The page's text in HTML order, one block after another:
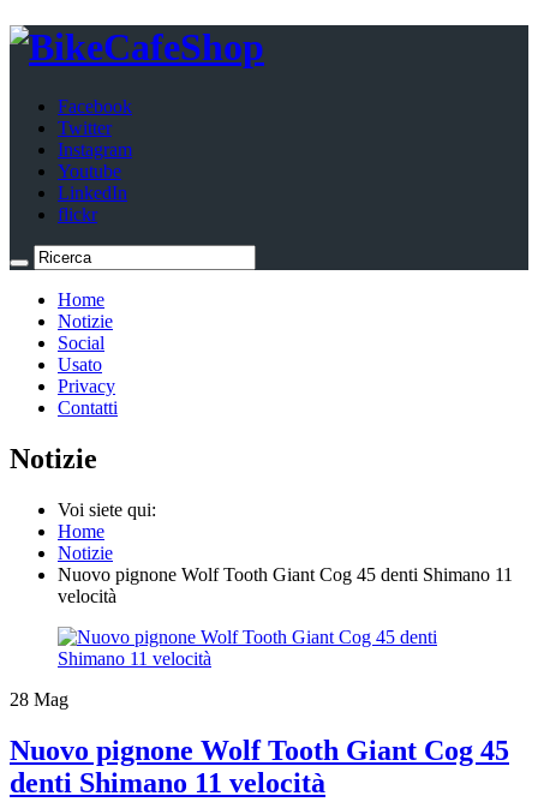
Facebook
Twitter
Instagram
Youtube
LinkedIn
flickr
Home
Notizie
Social
Usato
Privacy
Contatti
Notizie
Voi siete qui:
Home
Notizie
​Nuovo pignone Wolf Tooth Giant Cog 45 denti Shimano 11
velocità
28 Mag
​Nuovo pignone Wolf Tooth Giant Cog 45
denti Shimano 11 velocità